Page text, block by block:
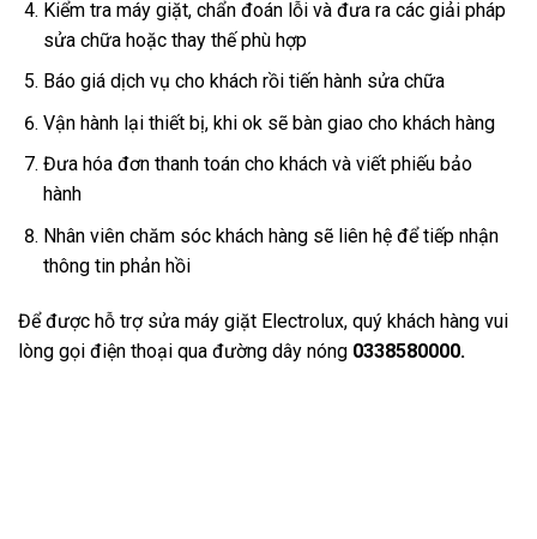
Kiểm tra máy giặt, chẩn đoán lỗi và đưa ra các giải pháp
sửa chữa hoặc thay thế phù hợp
Báo giá dịch vụ cho khách rồi tiến hành sửa chữa
Vận hành lại thiết bị, khi ok sẽ bàn giao cho khách hàng
Đưa hóa đơn thanh toán cho khách và viết phiếu bảo
hành
Nhân viên chăm sóc khách hàng sẽ liên hệ để tiếp nhận
thông tin phản hồi
Để được hỗ trợ sửa máy giặt Electrolux, quý khách hàng vui
lòng gọi điện thoại qua đường dây nóng 0338580000.